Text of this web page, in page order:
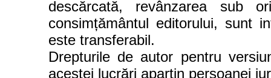
descărcată, revânzarea sub
consimțământul editorului, sunt
este transferabil.
Drepturile de autor pentru
acestei lucrări aparțin persoanei